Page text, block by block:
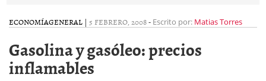
ECONOMÍAGENERAL | 5 FEBRERO, 2008- Escrito por: Matias Torres
Gasolina y gasóleo: precios
inflamables